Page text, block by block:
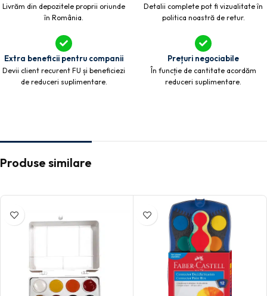
Livrăm din depozitele proprii oriunde
în România.
Detalii complete pot fi vizualitate în
politica noastră de retur.
Extra beneficii pentru companii
Devii client recurent FU și beneficiezi
de reduceri suplimentare.
Prețuri negociabile
În funcție de cantitate acordăm
reduceri suplimentare.
Produse similare